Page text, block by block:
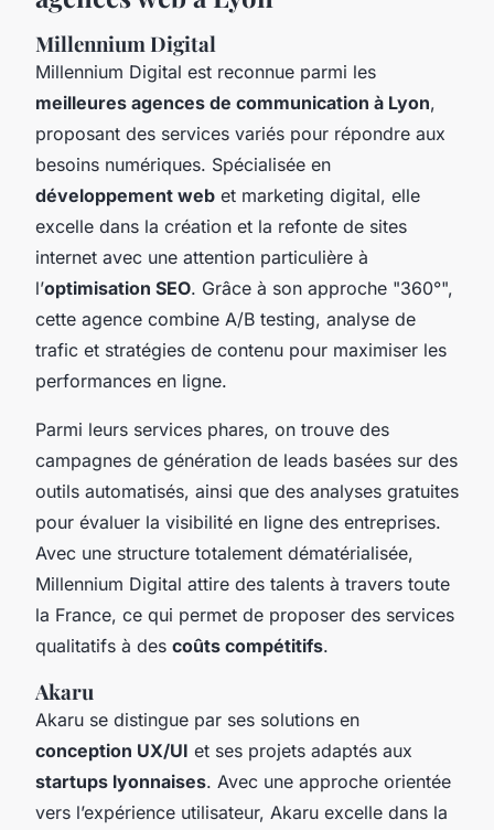
Millennium Digital
Millennium Digital est reconnue parmi les
meilleures agences de communication à Lyon,
proposant des services variés pour répondre aux
besoins numériques. Spécialisée en
développement web et marketing digital, elle
excelle dans la création et la refonte de sites
internet avec une attention particulière à
l’optimisation SEO. Grâce à son approche "360°",
cette agence combine A/B testing, analyse de
trafic et stratégies de contenu pour maximiser les
performances en ligne.
Parmi leurs services phares, on trouve des
campagnes de génération de leads basées sur des
outils automatisés, ainsi que des analyses gratuites
pour évaluer la visibilité en ligne des entreprises.
Avec une structure totalement dématérialisée,
Millennium Digital attire des talents à travers toute
la France, ce qui permet de proposer des services
qualitatifs à des coûts compétitifs.
Akaru
Akaru se distingue par ses solutions en
conception UX/UI et ses projets adaptés aux
startups lyonnaises. Avec une approche orientée
vers l’expérience utilisateur, Akaru excelle dans la